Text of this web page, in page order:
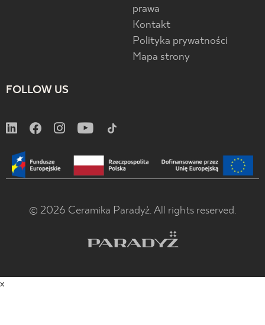
prawa
Kontakt
Polityka prywatności
Mapa strony
FOLLOW US
© 2026 Ceramika Paradyż. All rights reserved.
x